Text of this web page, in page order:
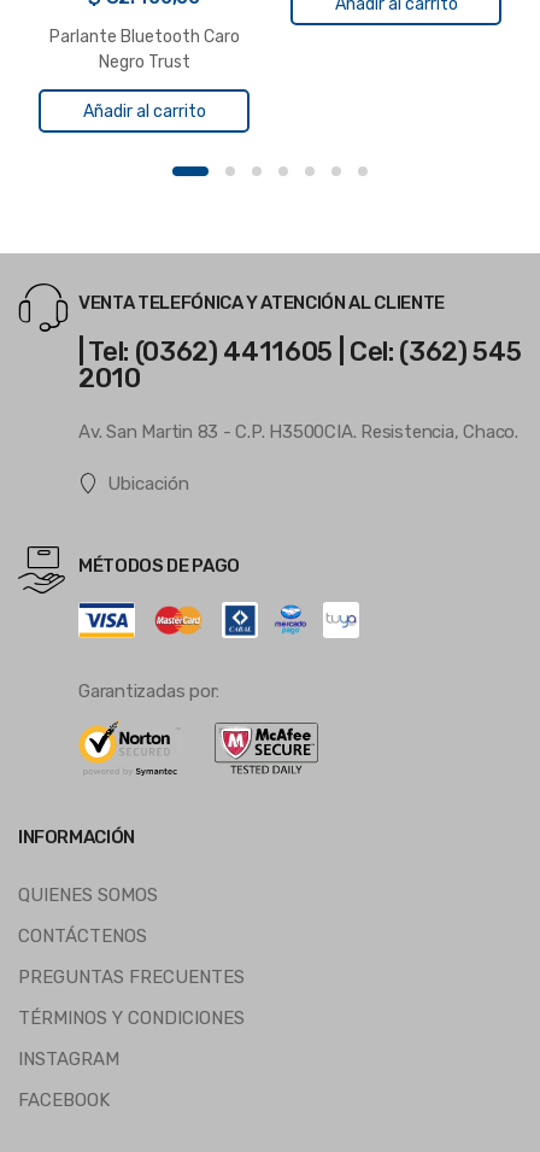
Parlante Bluetooth Caro
Negro Trust
Añadir al carrito
VENTA TELEFÓNICA Y ATENCIÓN AL CLIENTE
| Tel: (0362) 4411605 | Cel: (362) 545
2010
Av. San Martin 83 - C.P. H3500CIA. Resistencia, Chaco.
Ubicación
MÉTODOS DE PAGO
Garantizadas por:
INFORMACIÓN
QUIENES SOMOS
CONTÁCTENOS
PREGUNTAS FRECUENTES
TÉRMINOS Y CONDICIONES
INSTAGRAM
FACEBOOK